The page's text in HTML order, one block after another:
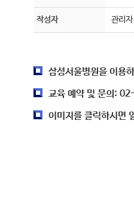
작성자 관리자
삼성서울병원을 이용
교육 예약 및 문의:
이미지를 클릭하시면